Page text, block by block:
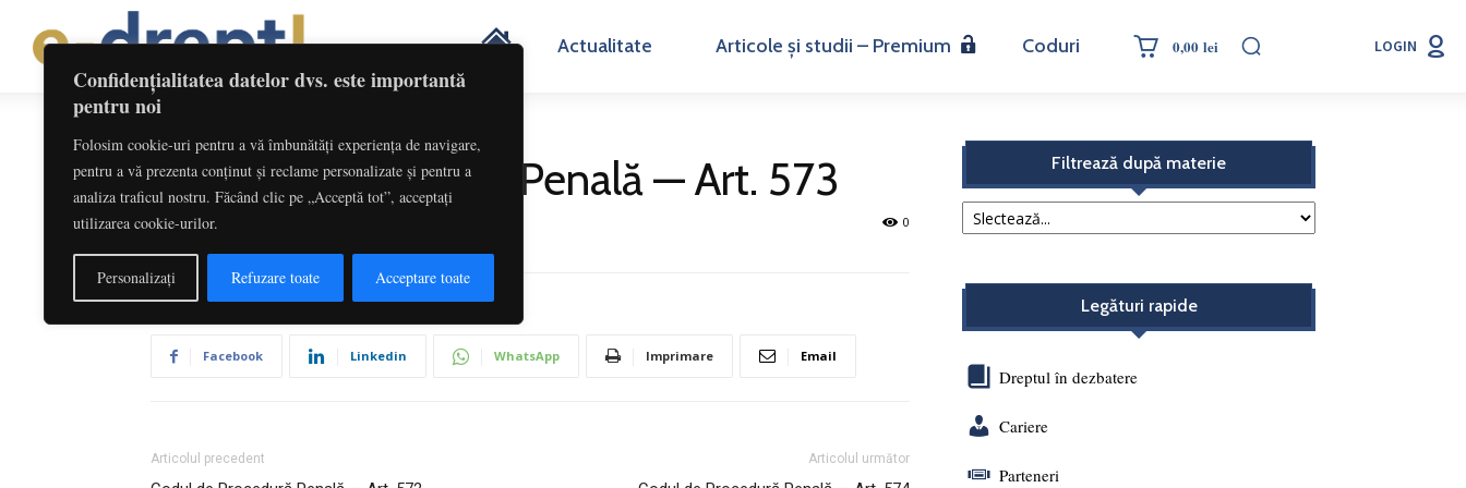
Confidențialitatea datelor dvs. este importantă
pentru noi
Folosim cookie-uri pentru a vă îmbunătăți experiența de navigare,
pentru a vă prezenta conținut și reclame personalizate și pentru a
analiza traficul nostru. Făcând clic pe „Acceptă tot”, acceptați
utilizarea cookie-urilor.
Personalizați Refuzare toate Acceptare toate
H Actualitate Articole și studii – Premium Coduri 0,00 lei LOGIN
Codul de Procedură Penală — Art. 573
De către Redactia 0
Facebook Linkedin WhatsApp Imprimare Email
Articolul precedent Articolul următor
Filtrează după materie
Legături rapide
Dreptul în dezbatere
Cariere
Parteneri